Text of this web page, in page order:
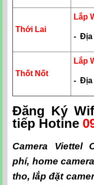
Thới Lai
Lắp
- Địa
Thốt Nốt
Lắp
- Địa
Đăng Ký
tiếp Hotine
Camera Viettel
phí, home
tho,lắp đặt